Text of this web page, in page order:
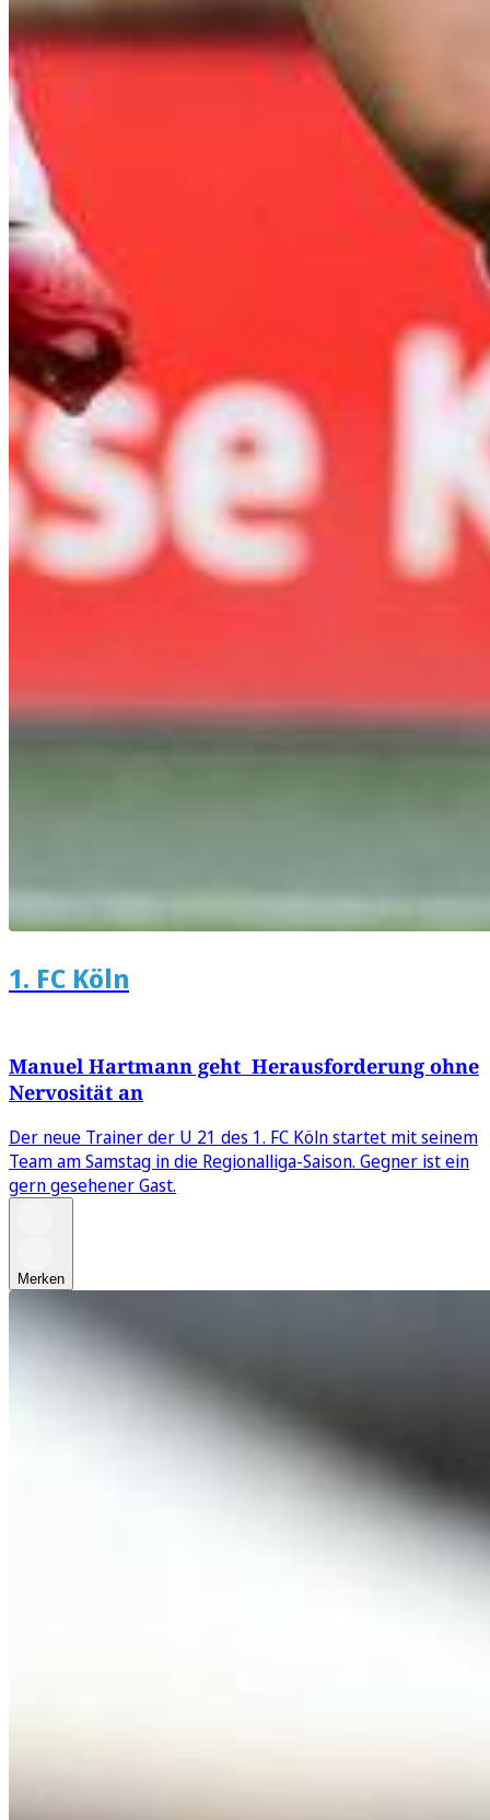
1. FC Köln
Manuel Hartmann geht Herausforderung ohne
Nervosität an
Der neue Trainer der U 21 des 1. FC Köln startet mit seinem
Team am Samstag in die Regionalliga-Saison. Gegner ist ein
gern gesehener Gast.
Merken